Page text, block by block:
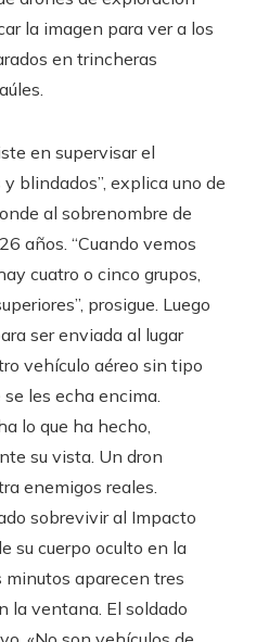
la imagen para ver a los
en trincheras
en supervisar el
blindados”, explica uno de
al sobrenombre de
años. “Cuando vemos
cuatro o cinco grupos,
prosigue. Luego
ser enviada al lugar
vehículo aéreo sin tipo
se les echa encima.
lo que ha hecho,
su vista. Un dron
enemigos reales.
sobrevivir al Impacto
su cuerpo oculto en la
minutos aparecen tres
la ventana. El soldado